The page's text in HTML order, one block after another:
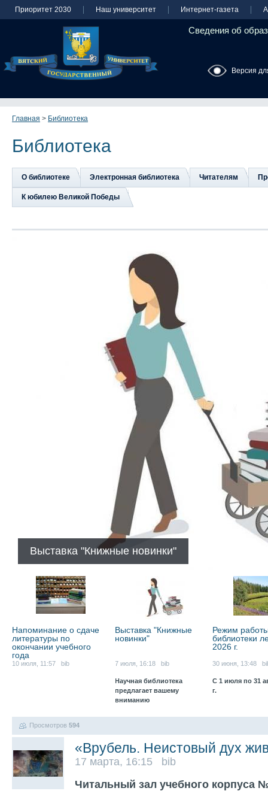
Приоритет 2030 Наш университет Интернет-газета
Сведения об
Версия
Главная > Библиотека
Библиотека
О библиотеке Электронная библиотека Читателям
К юбилею Великой Победы
Выставка "Книжные новинки"
Напоминание о сдаче
литературы по
окончании учебного
года
10 июля, 11:57 bib
Выставка "Книжные
новинки"
7 июля, 16:18 bib
Научная библиотека
предлагает вашему
вниманию
Режим
библиотеки
2026 г.
30 июня, 13:48
С 1 июля по 31
г.
Просмотров 594
«Врубель. Неистовый дух
17 марта, 16:15 bib
Читальный зал учебного корпуса